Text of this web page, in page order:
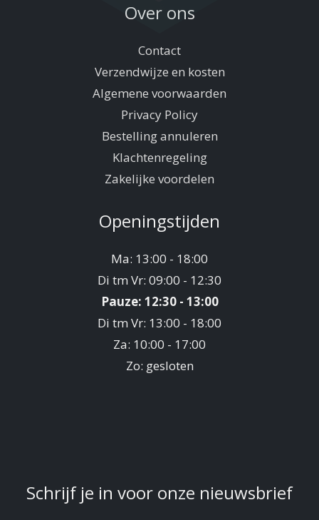
Over ons
Contact
Verzendwijze en kosten
Algemene voorwaarden
Privacy Policy
Bestelling annuleren
Klachtenregeling
Zakelijke voordelen
Openingstijden
Ma: 13:00 - 18:00
Di tm Vr: 09:00 - 12:30
Pauze: 12:30 - 13:00
Di tm Vr: 13:00 - 18:00
Za: 10:00 - 17:00
Zo: gesloten
Schrijf je in voor onze nieuwsbrief